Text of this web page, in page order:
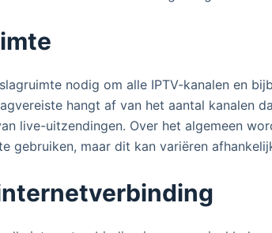
nodig om alle IPTV-kanalen en
hangt af van het aantal kanalen
live-uitzendingen. Over het algemeen
gebruiken, maar dit kan variëren